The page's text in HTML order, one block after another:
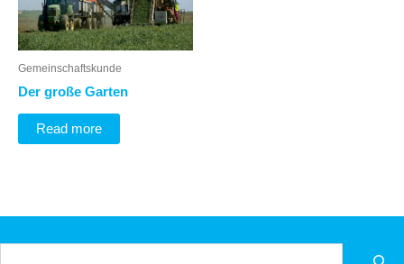
Gemeinschaftskunde
Der große Garten
Read more